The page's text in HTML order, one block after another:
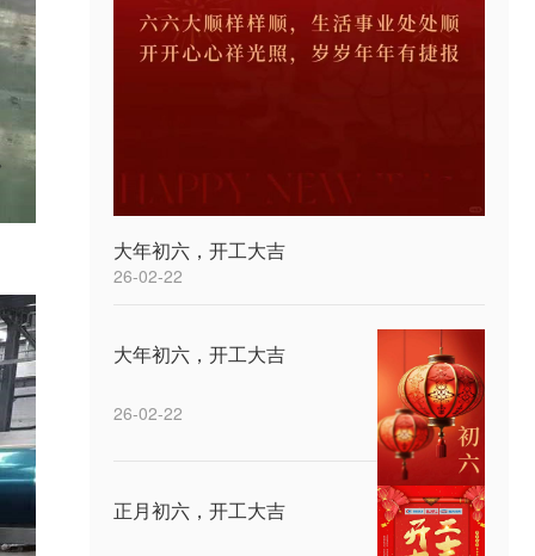
大年初六，开工大吉
26-02-22
大年初六，开工大吉
26-02-22
正月初六，开工大吉